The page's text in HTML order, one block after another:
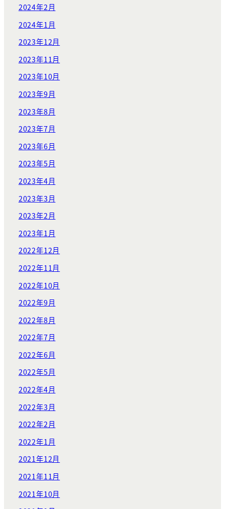
2024年2月
2024年1月
2023年12月
2023年11月
2023年10月
2023年9月
2023年8月
2023年7月
2023年6月
2023年5月
2023年4月
2023年3月
2023年2月
2023年1月
2022年12月
2022年11月
2022年10月
2022年9月
2022年8月
2022年7月
2022年6月
2022年5月
2022年4月
2022年3月
2022年2月
2022年1月
2021年12月
2021年11月
2021年10月